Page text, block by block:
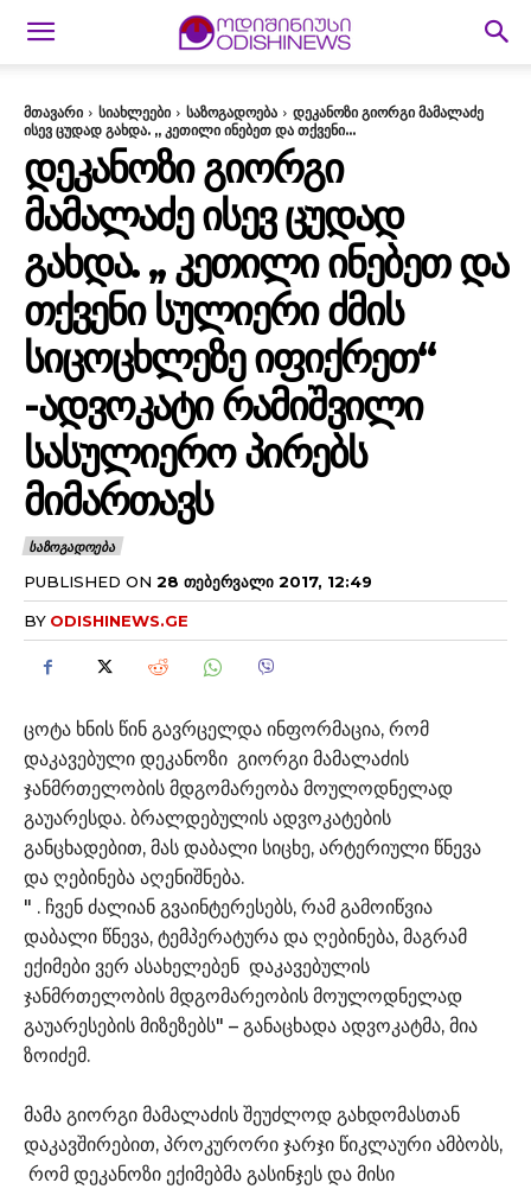
მთავარი სიახლეები საზოგადოება
დეკანოზი გიორგი მამალაძე
ისევ ცუდად გახდა. ,, კეთილი ინებეთ და თქვენი...
ᲓᲔᲙᲐᲜᲝᲖᲘ ᲒᲘᲝᲠᲒᲘ
ᲛᲐᲛᲐᲚᲐᲫᲔ ᲘᲡᲔᲕ ᲪᲣᲓᲐᲓ
ᲒᲐᲮᲓᲐ. ,, ᲙᲔᲗᲘᲚᲘ ᲘᲜᲔᲑᲔᲗ ᲓᲐ
ᲗᲥᲕᲔᲜᲘ ᲡᲣᲚᲘᲔᲠᲘ ᲫᲛᲘᲡ
ᲡᲘᲪᲝᲪᲮᲚᲔᲖᲔ ᲘᲤᲘᲥᲠᲔᲗ“
-ᲐᲓᲕᲝᲙᲐᲢᲘ ᲠᲐᲛᲘᲨᲕᲘᲚᲘ
ᲡᲐᲡᲣᲚᲘᲔᲠᲝ ᲞᲘᲠᲔᲑᲡ
ᲛᲘᲛᲐᲠᲗᲐᲕᲡ
ᲡᲐᲖᲝᲒᲐᲓᲝᲔᲑᲐ
PUBLISHED ON 28 ᲗᲔᲑᲔᲠᲕᲐᲚᲘ 2017, 12:49
BY ODISHINEWS.GE
ცოტა ხნის წინ გავრცელდა ინფორმაცია, რომ
დაკავებული დეკანოზი გიორგი მამალაძის
ჯანმრთელობის მდგომარეობა მოულოდნელად
გაუარესდა. ბრალდებულის ადვოკატების
განცხადებით, მას დაბალი სიცხე, არტერიული წნევა
და ღებინება აღენიშნება.
" . ჩვენ ძალიან გვაინტერესებს, რამ გამოიწვია
დაბალი წნევა, ტემპერატურა და ღებინება, მაგრამ
ექიმები ვერ ასახელებენ დაკავებულის
ჯანმრთელობის მდგომარეობის მოულოდნელად
გაუარესების მიზეზებს" – განაცხადა ადვოკატმა, მია
ზოიძემ.
მამა გიორგი მამალაძის შეუძლოდ გახდომასთან
დაკავშირებით, პროკურორი ჯარჯი წიკლაური ამბობს,
რომ დეკანოზი ექიმებმა გასინჯეს და მისი